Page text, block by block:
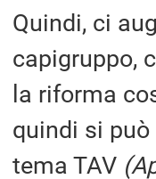
Quindi, ci
capigruppo,
la riforma
quindi si
tema TAV